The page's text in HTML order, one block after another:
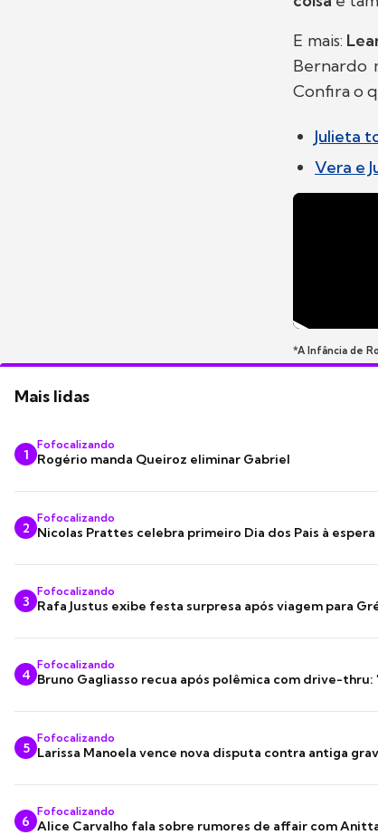
E mais:
Bernardo
Confira o
Julieta
Vera e
*A Infância de
Mais lidas
1
Fofocalizando
Rogério manda Queiroz eliminar Gabriel
2
Fofocalizando
Nicolas Prattes celebra primeiro Dia dos Pais à
3
Fofocalizando
Rafa Justus exibe festa surpresa após viagem para
4
Fofocalizando
Bruno Gagliasso recua após polêmica com drive-thru:
5
Fofocalizando
Larissa Manoela vence nova disputa contra antiga
6
Fofocalizando
Alice Carvalho fala sobre rumores de affair com